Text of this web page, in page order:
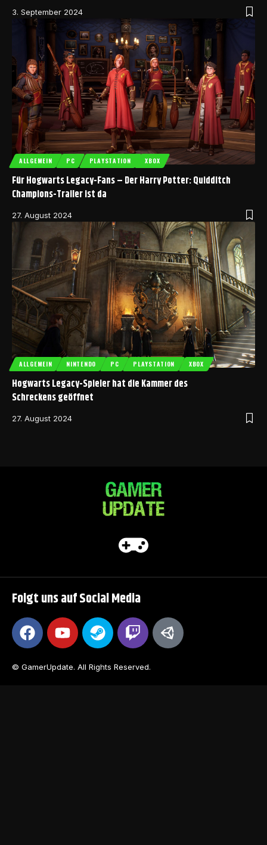
3. September 2024
ALLGEMEIN PC PLAYSTATION XBOX
Für Hogwarts Legacy-Fans – Der Harry Potter: Quidditch
Champions-Trailer ist da
27. August 2024
ALLGEMEIN NINTENDO PC PLAYSTATION XBOX
Hogwarts Legacy-Spieler hat die Kammer des
Schreckens geöffnet
27. August 2024
Folgt uns auf Social Media
© GamerUpdate. All Rights Reserved.